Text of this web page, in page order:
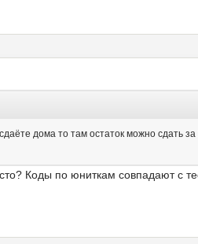
дома то там остаток можно сдать
Коды по юниткам совпадают с